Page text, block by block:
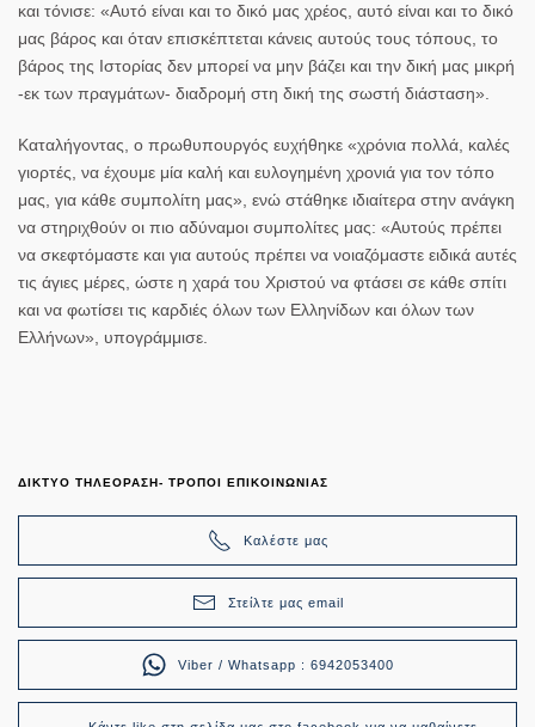
και τόνισε: «Αυτό είναι και το δικό μας χρέος, αυτό είναι και το δικό
μας βάρος και όταν επισκέπτεται κάνεις αυτούς τους τόπους, το
βάρος της Ιστορίας δεν μπορεί να μην βάζει και την δική μας μικρή
-εκ των πραγμάτων- διαδρομή στη δική της σωστή διάσταση».
Καταλήγοντας, ο πρωθυπουργός ευχήθηκε «χρόνια πολλά, καλές
γιορτές, να έχουμε μία καλή και ευλογημένη χρονιά για τον τόπο
μας, για κάθε συμπολίτη μας», ενώ στάθηκε ιδιαίτερα στην ανάγκη
να στηριχθούν οι πιο αδύναμοι συμπολίτες μας: «Αυτούς πρέπει
να σκεφτόμαστε και για αυτούς πρέπει να νοιαζόμαστε ειδικά αυτές
τις άγιες μέρες, ώστε η χαρά του Χριστού να φτάσει σε κάθε σπίτι
και να φωτίσει τις καρδιές όλων των Ελληνίδων και όλων των
Ελλήνων», υπογράμμισε.
ΔΙΚΤΥΟ ΤΗΛΕΟΡΑΣΗ- ΤΡΟΠΟΙ ΕΠΙΚΟΙΝΩΝΙΑΣ
Καλέστε μας
Στείλτε μας email
Viber / Whatsapp : 6942053400